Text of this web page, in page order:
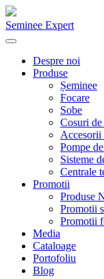
Seminee Expert
Despre noi
Produse
Șeminee
Focare
Sobe
Cosuri
Accesorii
Pompe
Sisteme
Centrale
Promotii
Produse
Promotii
Promotii
Media
Cataloage
Portofoliu
Blog